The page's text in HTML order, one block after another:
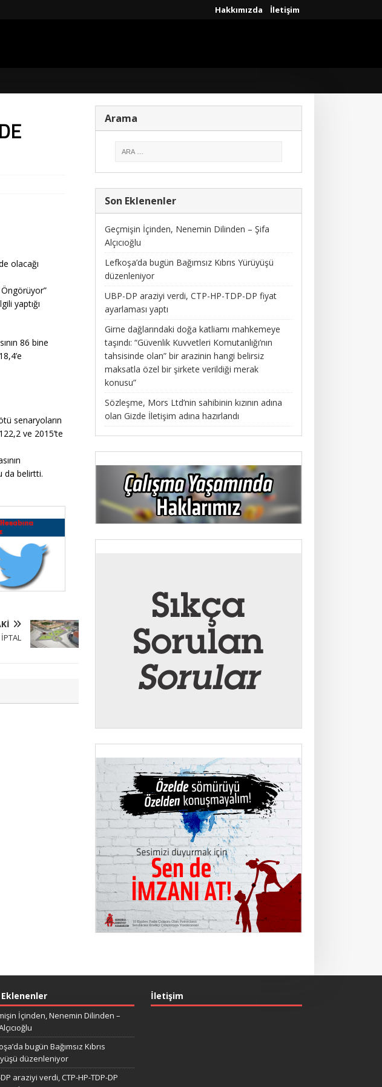
Hakkımızda İletişim
olacağı
Öngörüyor”
yaptığı
86 bine
senaryoların
ve 2015’te
da belirtti.
Arama
Son Eklenenler
Geçmişin İçinden, Nenemin Dilinden – Şifa
Alçıcıoğlu
Lefkoşa’da bugün Bağımsız Kıbrıs Yürüyüşü
düzenleniyor
UBP-DP araziyi verdi, CTP-HP-TDP-DP fiyat
ayarlaması yaptı
Girne dağlarındaki doğa katliamı mahkemeye
taşındı: “Güvenlik Kuvvetleri Komutanlığı’nın
tahsisinde olan” bir arazinin hangi belirsiz
maksatla özel bir şirkete verildiği merak
konusu”
Sözleşme, Mors Ltd’nin sahibinin kızının adına
olan Gizde İletişim adına hazırlandı
Eklenenler
İçinden, Nenemin Dilinden –
bugün Bağımsız Kıbrıs
düzenleniyor
araziyi verdi, CTP-HP-TDP-DP
İletişim